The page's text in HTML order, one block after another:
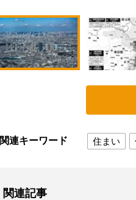
関連キーワード 住まい
関連記事